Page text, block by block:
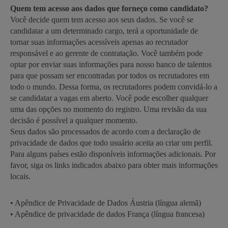
Quem tem acesso aos dados que forneço como candidato?
Você decide quem tem acesso aos seus dados. Se você se
candidatar a um determinado cargo, terá a oportunidade de
tornar suas informações acessíveis apenas ao recrutador
responsável e ao gerente de contratação. Você também pode
optar por enviar suas informações para nosso banco de talentos
para que possam ser encontradas por todos os recrutadores em
todo o mundo. Dessa forma, os recrutadores podem convidá-lo a
se candidatar a vagas em aberto. Você pode escolher qualquer
uma das opções no momento do registro. Uma revisão da sua
decisão é possível a qualquer momento.
Seus dados são processados de acordo com a declaração de
privacidade de dados que todo usuário aceita ao criar um perfil.
Para alguns países estão disponíveis informações adicionais. Por
favor, siga os links indicados abaixo para obter mais informações
locais.
• Apêndice de Privacidade de Dados Áustria (língua alemã)
• Apêndice de privacidade de dados França (língua francesa)